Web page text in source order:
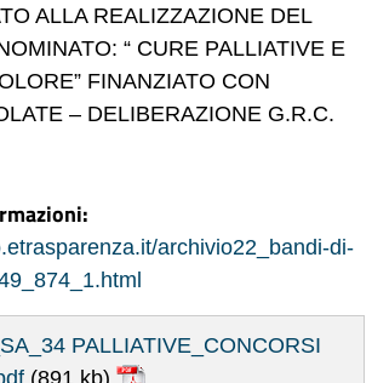
ALLA REALIZZAZIONE DEL
“ CURE PALLIATIVE E
FINANZIATO CON
– DELIBERAZIONE G.R.C.
archivio22_bandi-di-
PALLIATIVE_CONCORSI
(891 kb)